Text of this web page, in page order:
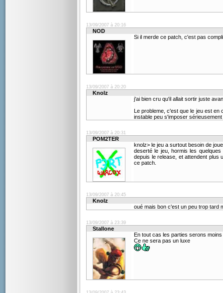
13/09/2007 à 20:16
NOD
Si il merde ce patch, c'est pas
13/09/2007 à 20:20
Knolz
j'ai bien cru qu'il allait sortir juste
Le probleme, c'est que le jeu est en
instable peu s'imposer
13/09/2007 à 20:31
POM2TER
knolz> le jeu a surtout besoin de
deserté le jeu, hormis les
depuis le release, et attendent plus
ce patch.
13/09/2007 à 20:45
Knolz
oué mais bon c'est un peu trop tard
13/09/2007 à 23:39
Stallone
En tout cas les parties serons
Ce ne sera pas un luxe